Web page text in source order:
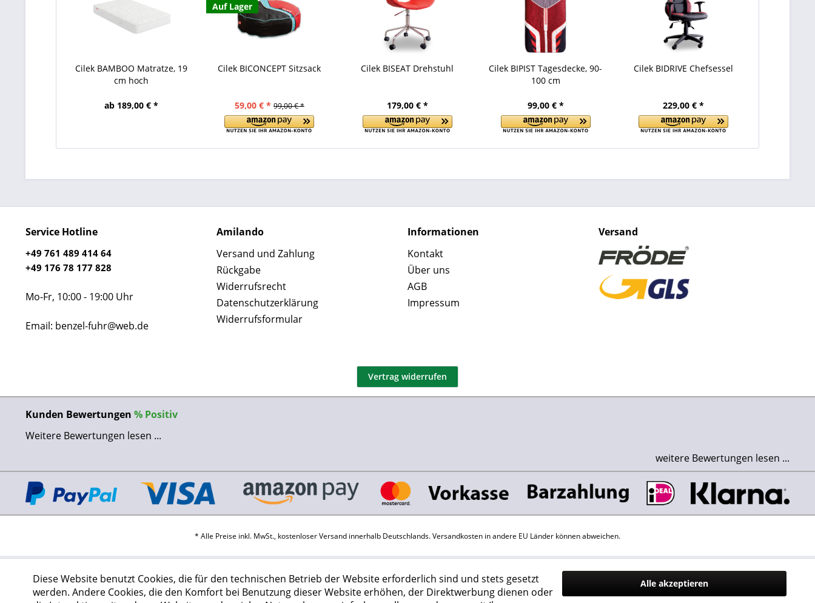
Cilek BAMBOO Matratze, 19
cm hoch
ab 189,00 € *
Auf Lager
Cilek BICONCEPT Sitzsack
59,00 € * 99,00 € *
Cilek BISEAT Drehstuhl
179,00 € *
Cilek BIPIST Tagesdecke, 90-
100 cm
99,00 € *
Cilek BIDRIVE Chefsessel
229,00 € *
Service Hotline
+49 761 489 414 64
+49 176 78 177 828
Mo-Fr, 10:00 - 19:00 Uhr
Email: benzel-fuhr@web.de
Amilando
Versand und Zahlung
Rückgabe
Widerrufsrecht
Datenschutzerklärung
Widerrufsformular
Informationen
Kontakt
Über uns
AGB
Impressum
Versand
Vertrag widerrufen
Kunden Bewertungen % Positiv
Weitere Bewertungen lesen ...
weitere Bewertungen lesen ...
* Alle Preise inkl. MwSt., kostenloser Versand innerhalb Deutschlands.Versandkosten in andere EU Länder können abweichen.
Diese Website benutzt Cookies, die für den technischen Betrieb der Website erforderlich sind und stets gesetzt
werden. Andere Cookies, die den Komfort bei Benutzung dieser Website erhöhen, der Direktwerbung dienen oder
Alle akzeptieren